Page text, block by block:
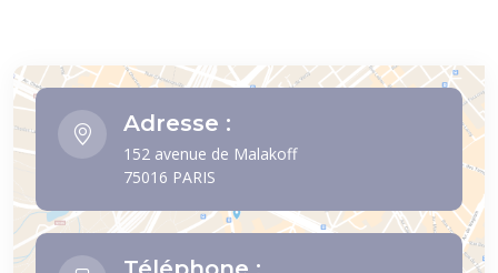
Adresse :
152 avenue de Malakoff
75016 PARIS